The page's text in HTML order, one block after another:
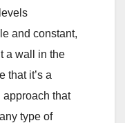
and constant,
a wall in the
that it’s a
that
type of